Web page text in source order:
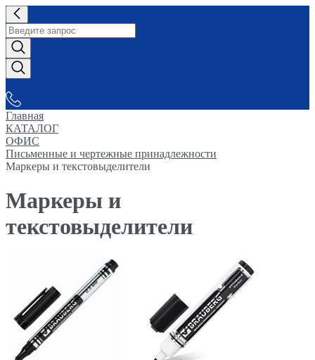
Главная
КАТАЛОГ
ОФИС
Письменные и чертежные принадлежности
Маркеры и текстовыделители
Маркеры и
текстовыделители